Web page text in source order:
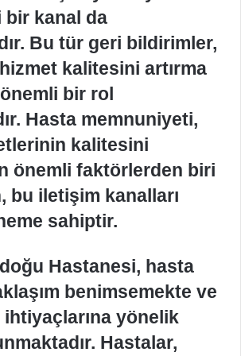
bir kanal da
Bu tür geri bildirimler,
kalitesini artırma
bir rol
Hasta memnuniyeti,
kalitesini
önemli faktörlerden biri
bu iletişim kanalları
sahiptir.
Hastanesi, hasta
benimsemekte ve
ihtiyaçlarına yönelik
Hastalar,